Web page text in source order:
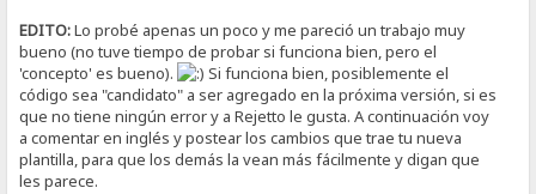
EDITO:Lo probé apenas un poco y me pareció un trabajo muy
bueno (no tuve tiempo de probar si funciona bien, pero el
'concepto' es bueno).
Si funciona bien, posiblemente el
código sea "candidato" a ser agregado en la próxima versión, si es
que no tiene ningún error y a Rejetto le gusta. A continuación voy
a comentar en inglés y postear los cambios que trae tu nueva
plantilla, para que los demás la vean más fácilmente y digan que
les parece.